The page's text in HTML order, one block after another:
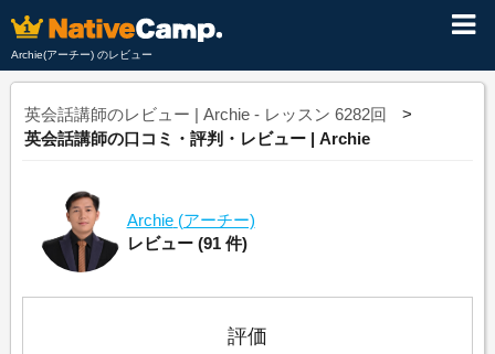
Archie(アーチー) のレビュー
英会話講師のレビュー | Archie - レッスン 6282回
英会話講師の口コミ・評判・レビュー | Archie
Archie (アーチー)
レビュー (91 件)
評価